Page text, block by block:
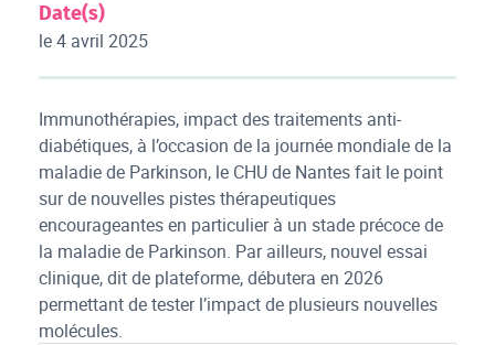
Date(s)
le 4 avril 2025
Immunothérapies, impact des traitements anti-
diabétiques, à l’occasion de la journée mondiale de la
maladie de Parkinson, le CHU de Nantes fait le point
sur de nouvelles pistes thérapeutiques
encourageantes en particulier à un stade précoce de
la maladie de Parkinson. Par ailleurs, nouvel essai
clinique, dit de plateforme, débutera en 2026
permettant de tester l’impact de plusieurs nouvelles
molécules.